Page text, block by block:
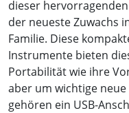
dieser
der neueste Zuwachs
Familie. Diese
Instrumente bieten
Portabilität wie ihre
aber um wichtige
gehören ein USB-